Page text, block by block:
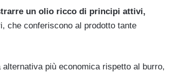
un olio ricco di principi attivi,
che conferiscono al prodotto tante
più economica rispetto al burro,